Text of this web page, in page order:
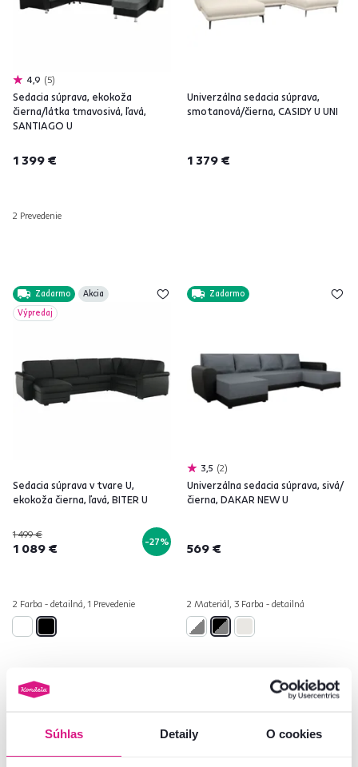
Súhlas Detaily O cookies
4,9 5
Sedacia súprava, ekokoža
čierna/látka tmavosivá, ľavá,
SANTIAGO U
1 399 €
2 Prevedenie
Univerzálna sedacia súprava,
smotanová/čierna, CASIDY U UNI
1 379 €
Zadarmo
Akcia
Výpredaj
Sedacia súprava v tvare U,
ekokoža čierna, ľavá, BITER U
1 499 €
1 089 € -27%
2 Farba - detailná, 1 Prevedenie
Zadarmo
3,5 2
Univerzálna sedacia súprava, sivá/
čierna, DAKAR NEW U
569 €
2 Materiál, 3 Farba - detailná
Zadarmo